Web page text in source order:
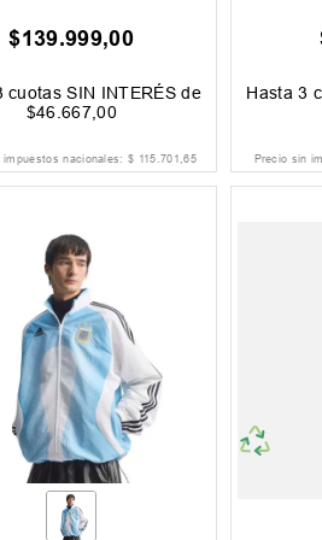
$139.999,00
cuotas SIN INTERÉS de
$46 667,00
impuestos nacionales:$ 115.701,65
Hasta3
Precio sin